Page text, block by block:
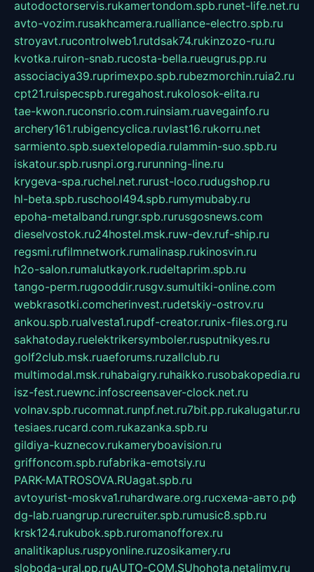
autodoctorservis.rukamertondom.spb.runet-life.net.ru
avto-vozim.rusakhcamera.rualliance-electro.spb.ru
stroyavt.rucontrolweb1.rutdsak74.rukinzozo-ru.ru
kvotka.ruiron-snab.rucosta-bella.rueugrus.pp.ru
associaciya39.ruprimexpo.spb.rubezmorchin.ruia2.ru
cpt21.ruispecspb.ruregahost.rukolosok-elita.ru
tae-kwon.ruconsrio.com.ruinsiam.ruavegainfo.ru
archery161.rubigencyclica.ruvlast16.rukorru.net
sarmiento.spb.suextelopedia.rulammin-suo.spb.ru
iskatour.spb.rusnpi.org.rurunning-line.ru
krygeva-spa.ruchel.net.rurust-loco.rudugshop.ru
hl-beta.spb.ruschool494.spb.rumymubaby.ru
epoha-metalband.rungr.spb.rurusgosnews.com
dieselvostok.ru24hostel.msk.ruw-dev.ruf-ship.ru
regsmi.rufilmnetwork.rumalinasp.rukinosvin.ru
h2o-salon.rumalutkayork.rudeltaprim.spb.ru
tango-perm.rugooddir.rusgv.sumultiki-online.com
webkrasotki.comcherinvest.rudetskiy-ostrov.ru
ankou.spb.rualvesta1.rupdf-creator.runix-files.org.ru
sakhatoday.ruelektrikersymboler.rusputnikyes.ru
golf2club.msk.ruaeforums.ruzallclub.ru
multimodal.msk.ruhabaigry.ruhaikko.rusobakopedia.ru
isz-fest.ruewnc.infoscreensaver-clock.net.ru
volnav.spb.rucomnat.runpf.net.ru7bit.pp.rukalugatur.ru
tesiaes.rucard.com.rukazanka.spb.ru
gildiya-kuznecov.rukameryboavision.ru
griffoncom.spb.rufabrika-emotsiy.ru
PARK-MATROSOVA.RUagat.spb.ru
avtoyurist-moskva1.ruhardware.org.ruсхема-авто.рф
dg-lab.ruangrup.rurecruiter.spb.rumusic8.spb.ru
krsk124.rukubok.spb.ruromanofforex.ru
analitikaplus.ruspyonline.ruzosikamery.ru
sloboda-ural.pp.ruAUTO-COM.SUhohota.netalimy.ru